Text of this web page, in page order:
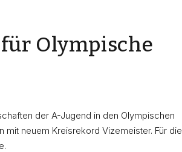
Olympische
der A-Jugend in den Olympischen
neuem Kreisrekord Vizemeister. Für die